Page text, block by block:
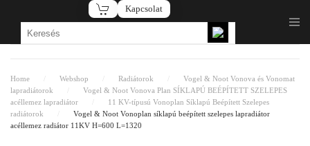
Fő tartalom átugrása
Kapcsolat
Home Webshop Radiátorok
Vogel & Noot Vonova és Vonomat
lapradiátorok
Vogel & Noot Vonova Plan SÍKLAPÚ BEÉPÍTETT SZELEPES
acéllemez lapradiátor
11 KV-típusú Vonoplan Síklapú Beépített Szelepes
radiátorok
Vogel & Noot Vonoplan síklapú beépített szelepes lapradiátor
acéllemez radiátor 11KV H=600 L=1320